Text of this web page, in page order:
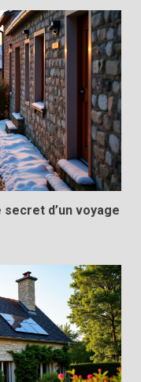
d’un voyage